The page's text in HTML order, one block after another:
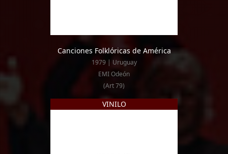
Canciones Folklóricas de América
1979 | Uruguay
EMI Odeón
(Art 79)
VINILO